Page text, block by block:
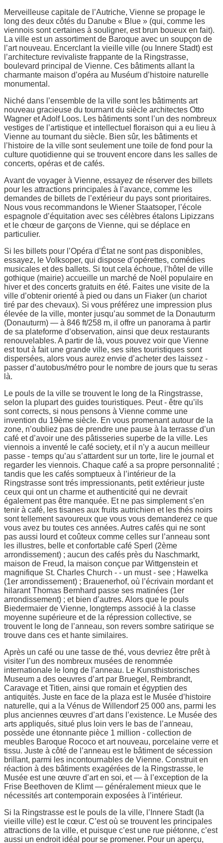
Merveilleuse capitale de l’Autriche, Vienne se propage le
long des deux côtés du Danube « Blue » (qui, comme les
viennois sont certaines à souligner, est brun boueux en fait).
La ville est un assortiment de Baroque avec un soupçon de
l’art nouveau. Encerclant la vieille ville (ou Innere Stadt) est
l’architecture revivaliste frappante de la Ringstrasse,
boulevard principal de Vienne. Ces bâtiments allant la
charmante maison d’opéra au Muséum d’histoire naturelle
monumental.
Niché dans l’ensemble de la ville sont les bâtiments art
nouveau gracieuse du tournant du siècle architectes Otto
Wagner et Adolf Loos. Les bâtiments sont l’un des nombreux
vestiges de l’artistique et intellectuel floraison qui a eu lieu à
Vienne au tournant du siècle. Bien sûr, les bâtiments et
l’histoire de la ville sont seulement une toile de fond pour la
culture quotidienne qui se trouvent encore dans les salles de
concerts, opéras et de cafés.
Avant de voyager à Vienne, essayez de réserver des billets
pour les attractions principales à l’avance, comme les
demandes de billets de l’extérieur du pays sont prioritaires.
Nous vous recommandons le Wiener Staatsoper, l’école
espagnole d’équitation avec ses célèbres étalons Lipizzans
et le chœur de garçons de Vienne, qui se déplace en
particulier.
Si les billets pour l’Opéra d’État ne sont pas disponibles,
essayez, le Volksoper, qui dispose d’opérettes, comédies
musicales et des ballets. Si tout cela échoue, l’hôtel de ville
gothique (mairie) accueille un marché de Noël populaire en
hiver et des concerts gratuits en été. Faites une visite de la
ville d’obtenir orienté à pied ou dans un Fiaker (un chariot
tiré par des chevaux). Si vous préférez une impression plus
élevée de la ville, monter jusqu’au sommet de la Donauturm
(Donauturm) — à 846 ft/258 m, il offre un panorama à partir
de sa plateforme d’observation, ainsi que deux restaurants
renouvelables. A partir de là, vous pouvez voir que Vienne
est tout à fait une grande ville, ses sites touristiques sont
dispersées, alors vous aurez envie d’acheter des laissez -
passer d’autobus/métro pour le nombre de jours que tu seras
là.
Le pouls de la ville se trouvent le long de la Ringstrasse,
selon la plupart des guides touristiques. Peut - être qu’ils
sont corrects, si nous pensons à Vienne comme une
invention du 19ème siècle. En vous promenant autour de la
zone, n’oubliez pas de prendre une pause à la terrasse d’un
café et d’avoir une des pâtisseries superbe de la ville. Les
viennois a inventé le café society, et il n’y a aucun meilleur
passe - temps qu’au s’attardent sur un torte, lire le journal et
regarder les viennois. Chaque café a sa propre personnalité ;
tandis que les cafés somptueux à l’intérieur de la
Ringstrasse sont trés impressionants, petit extérieur juste
ceux qui ont un charme et authenticité qui ne devrait
également pas être manquée. Et ne pas simplement s’en
tenir à café, les tisanes aux fruits autrichien et les thés noirs
sont tellement savoureux que vous vous demanderez ce que
vous avez bu toutes ces années. Autres cafés qui ne sont
pas aussi lourd et coûteux comme celles sur l’anneau sont
les illustres, belle et confortable café Sperl (2ème
arrondissement) ; aucun des cafés près du Naschmarkt,
maison de Freud, la maison conçue par Wittgenstein et
magnifique St. Charles Church - - un must - see ; Hawelka
(1er arrondissement) ; Brauenerhof, où l’écrivain mordant et
hilarant Thomas Bernhard passe ses matinées (1er
arrondissement) ; et bien d’autres. Alors que le pouls
Biedermaier de Vienne, longtemps associé à la classe
moyenne supérieure et de la répression collective, se
trouvent le long de l’anneau, son revers sombre satirique se
trouve dans ces et hante similaires.
Après un café ou une tasse de thé, vous devriez être prêt à
visiter l’un des nombreux musées de renommée
internationale le long de l’anneau. Le Kunsthistorisches
Museum a des oeuvres d’art par Bruegel, Rembrandt,
Caravage et Titien, ainsi que romain et égyptien des
antiquités. Juste en face de la plaza est le Musée d’histoire
naturelle, qui a la Vénus de Willendorf 25 000 ans, parmi les
plus anciennes œuvres d’art dans l’existence. Le Musée des
arts appliqués, situé plus loin vers le bas de l’anneau,
possède une étonnante pièce 1 million - collection de
meubles Baroque Rococo et art nouveau, porcelaine verre et
tissu. Juste à côté de l’anneau est le bâtiment de sécession
brillant, parmi les incontournables de Vienne. Construit en
réaction à des bâtiments exagérées de la Ringstrasse, le
Musée est une œuvre d’art en soi, et — à l’exception de la
Frise Beethoven de Klimt — généralement mieux que le
nécessités art contemporain exposées à l’intérieur.
Si la Ringstrasse est le pouls de la ville, l’Innere Stadt (la
vieille ville) est le cœur. C’est où se trouvent les principales
attractions de la ville, et puisque c’est une rue piétonne, c’est
aussi un endroit idéal pour se promener. Pour un aperçu,